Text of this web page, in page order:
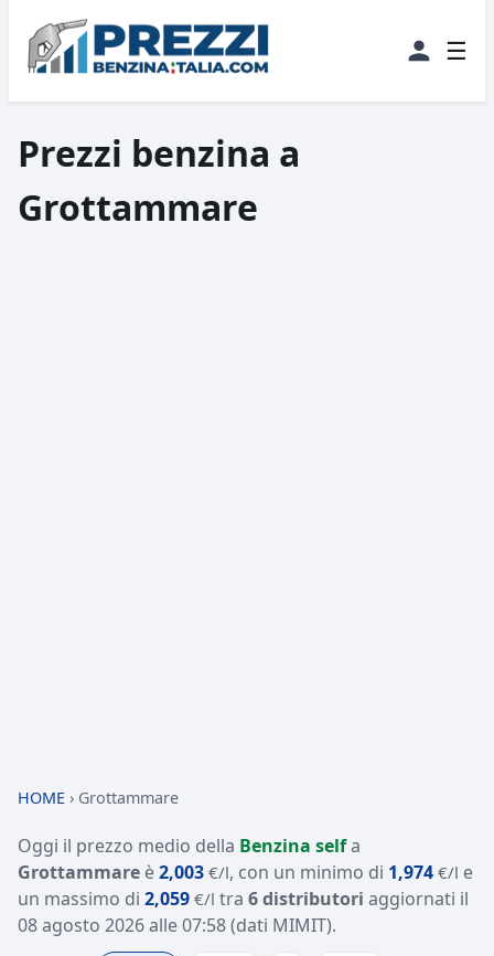
☰
Prezzi benzina a
Grottammare
HOME › Grottammare
Oggi il prezzo medio della Benzina selfa
Grottammare è2,003 €/l, con un minimo di 1,974 €/l e
un massimo di 2,059 €/l tra 6 distributori aggiornati il
08 agosto 2026 alle 07:58(dati MIMIT).